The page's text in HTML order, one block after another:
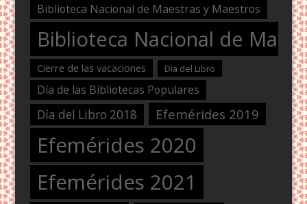
Biblioteca Nacional de Maestras y Maestros
Biblioteca Nacional de
Cierre de las vacaciones Dìa del Libro
Día de las Bibliotecas Populares
Día del Libro 2018 Efemérides 2019
Efemérides 2020
Efemérides 2021